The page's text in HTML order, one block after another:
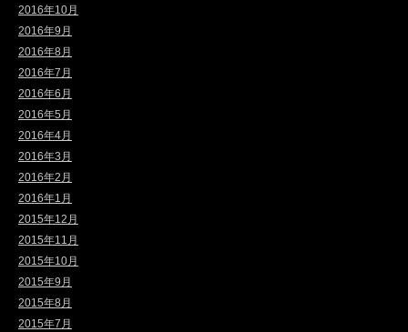
2016年10月
2016年9月
2016年8月
2016年7月
2016年6月
2016年5月
2016年4月
2016年3月
2016年2月
2016年1月
2015年12月
2015年11月
2015年10月
2015年9月
2015年8月
2015年7月